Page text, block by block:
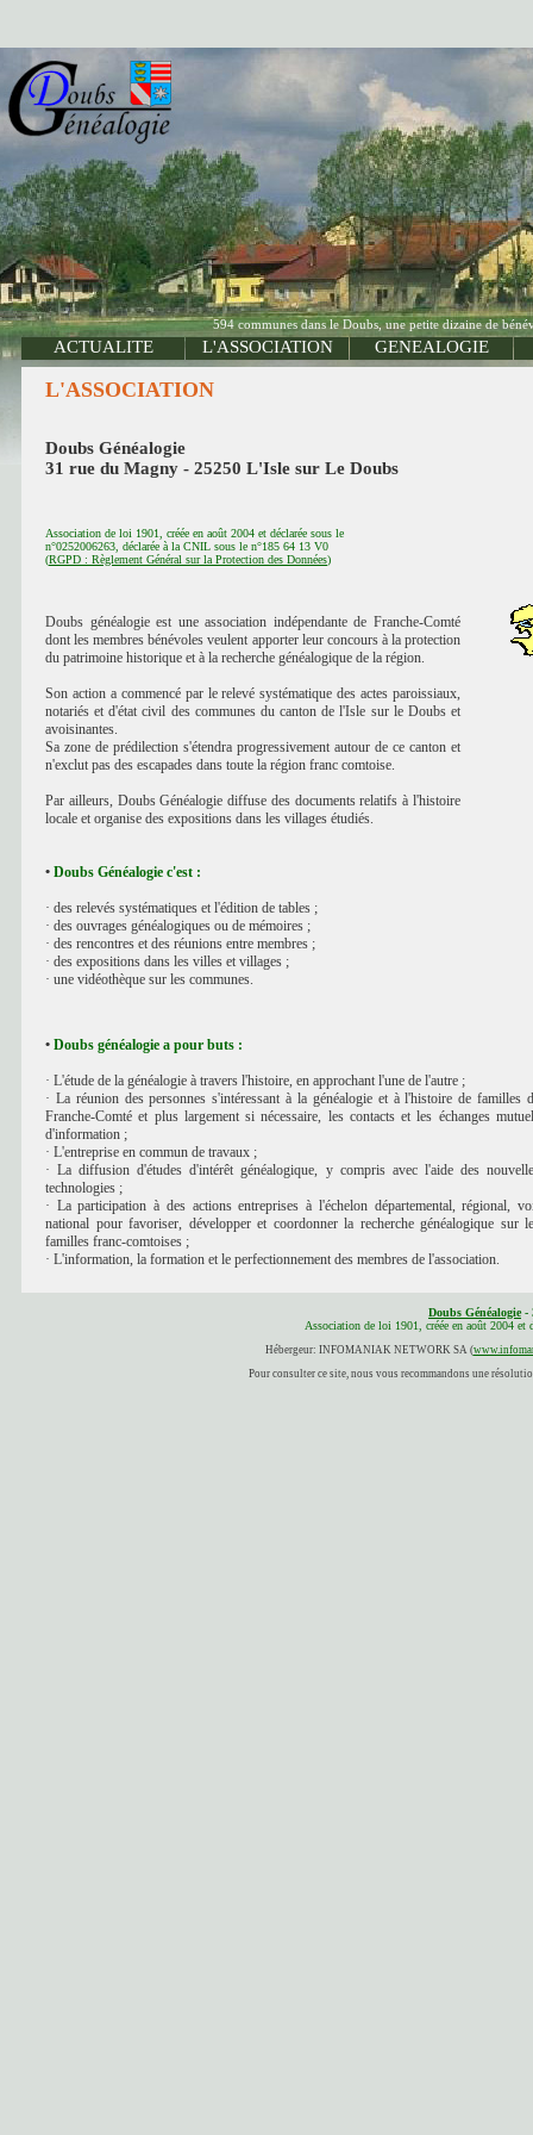
594 communes dans le Doubs, une petite dizaine de
ACTUALITE L'ASSOCIATION GENEALOGIE
L'ASSOCIATION
Doubs Généalogie
31 rue du Magny - 25250 L'Isle sur Le Doubs
Association de loi 1901, créée en août 2004 et déclarée sous le
n°0252006263, déclarée à la CNIL sous le n°185 64 13 V0
(RGPD : Règlement Général sur la Protection des Données)
Doubs généalogie est une association indépendante de Franche-Comté
dont les membres bénévoles veulent apporter leur concours à la protection
du patrimoine historique et à la recherche généalogique de la région.
Son action a commencé par le relevé systématique des actes paroissiaux,
notariés et d'état civil des communes du canton de l'Isle sur le Doubs et
avoisinantes.
Sa zone de prédilection s'étendra progressivement autour de ce canton et
n'exclut pas des escapades dans toute la région franc comtoise.
Par ailleurs, Doubs Généalogie diffuse des documents relatifs à l'histoire
locale et organise des expositions dans les villages étudiés.
• Doubs Généalogie c'est :
· des relevés systématiques et l'édition de tables ;
· des ouvrages généalogiques ou de mémoires ;
· des rencontres et des réunions entre membres ;
· des expositions dans les villes et villages ;
· une vidéothèque sur les communes.
• Doubs généalogie a pour buts :
· L'étude de la généalogie à travers l'histoire, en approchant l'une de l'autre ;
· La réunion des personnes s'intéressant à la généalogie et à l'histoire de familles
Franche-Comté et plus largement si nécessaire, les contacts et les échanges
d'information ;
· L'entreprise en commun de travaux ;
· La diffusion d'études d'intérêt généalogique, y compris avec l'aide des
technologies ;
· La participation à des actions entreprises à l'échelon départemental, régional,
national pour favoriser, développer et coordonner la recherche généalogique sur
familles franc-comtoises ;
· L'information, la formation et le perfectionnement des membres de l'association.
Doubs Généalogie-
Association de loi 1901, créée en août 2004 et
Hébergeur: INFOMANIAK NETWORK SA (
Pour consulter ce site, nous vous recommandons une